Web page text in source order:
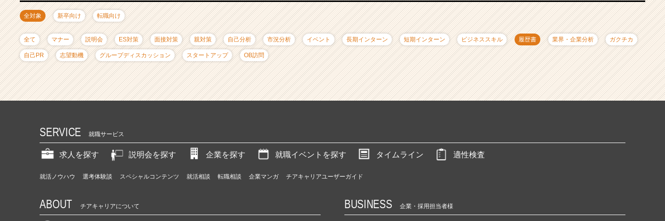
ャ
リ
ア
（C
h
e
e
r）
全対象 新卒向け 転職向け
全て マナー 説明会 ES対策 面接対策 親対策 自己分析 市況分析 イベント 長期インターン 短期インターン ビジネススキル 履歴書 業界・企業分析 ガクチカ
自己PR 志望動機 グループディスカッション スタートアップ OB訪問
SERVICE 就職サービス
求人を探す 説明会を探す 企業を探す 就職イベントを探す タイムライン 適性検査
就活ノウハウ 選考体験談 スペシャルコンテンツ 就活相談 転職相談 企業マンガ チアキャリアユーザーガイド
ABOUT チアキャリアについて BUSINESS 企業・採用担当者様